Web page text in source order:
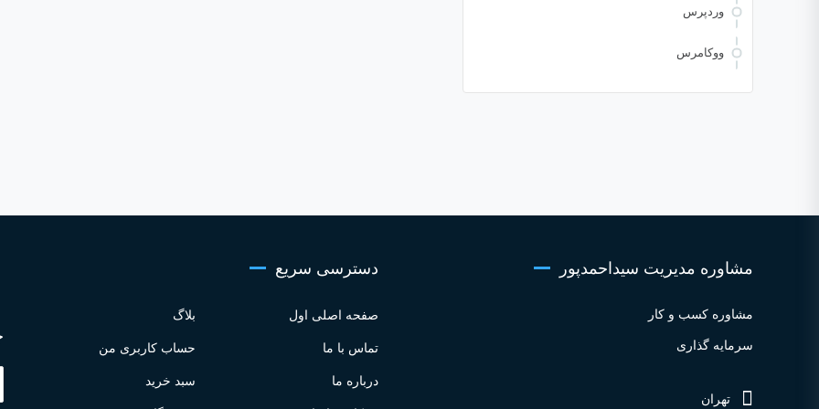
وردپرس
ووکامرس
مشاوره مدیریت سیداحمدپور
مشاوره کسب و کار
سرمایه گذاری
تهران
دسترسی سریع
صفحه اصلی اول بلاگ
تماس با ما حساب کاربری من
درباره ما سبد خرید